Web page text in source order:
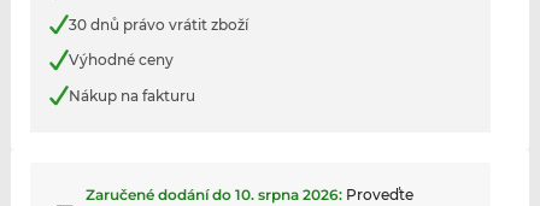
30 dnů právo vrátit zboží
Výhodné ceny
Nákup na fakturu
Zaručené dodání do 10. srpna 2026: Proveďte